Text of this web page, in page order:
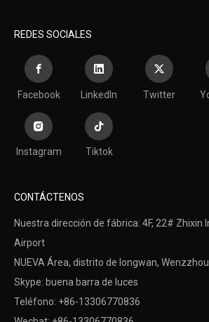
REDES SOCIALES
Facebook LinkedIn Twitter
Instagram Tiktok
CONTÁCTENOS
Nuestra dirección de fábrica: 4F, ​​22# Zhixin
Airport
NUEVA Área, distrito de longwan,
Skype: buena barra de luces
Teléfono: +86-13306770836